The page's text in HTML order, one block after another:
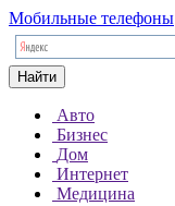
Мобильные телефоны
Найти
Авто
Бизнес
Дом
Интернет
Медицина